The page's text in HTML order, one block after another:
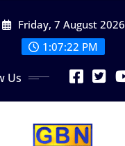
Friday, 7 August 2026
1:07:22 PM
Us